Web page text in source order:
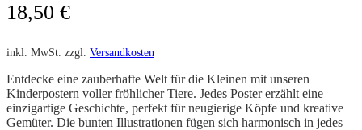
18,50 €
inkl. MwSt. zzgl. Versandkosten
Entdecke eine zauberhafte Welt für die Kleinen mit unseren
Kinderpostern voller fröhlicher Tiere. Jedes Poster erzählt eine
einzigartige Geschichte, perfekt für neugierige Köpfe und kreative
Gemüter. Die bunten Illustrationen fügen sich harmonisch in jedes